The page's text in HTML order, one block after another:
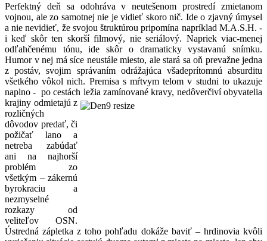
Perfektný deň sa odohráva v neutešenom prostredí zmietanom
vojnou, ale zo samotnej nie je vidieť skoro nič. Ide o zjavný úmysel
a nie nevidieť, že svojou štruktúrou pripomína napríklad M.A.S.H. -
i keď skôr ten skorší filmový, nie seriálový. Napriek viac-menej
odľahčenému tónu, ide skôr o dramaticky vystavanú snímku.
Humor v nej má síce neustále miesto, ale stará sa oň prevažne jedna
z postáv, svojim správaním odrážajúca všadeprítomnú absurditu
všetkého vôkol nich. Premisa s mŕtvym telom v studni to ukazuje
naplno - po cestách ležia zamínované kravy, nedôverčiví obyvatelia
krajiny odmietajú z
rozličných
dôvodov predať, či
požičať lano a
netreba zabúdať
ani na najhorší
problém zo
všetkým – zákernú
byrokraciu a
nezmyselné
rozkazy od
veliteľov OSN.
Ústredná zápletka z toho pohľadu dokáže baviť – hrdinovia kvôli